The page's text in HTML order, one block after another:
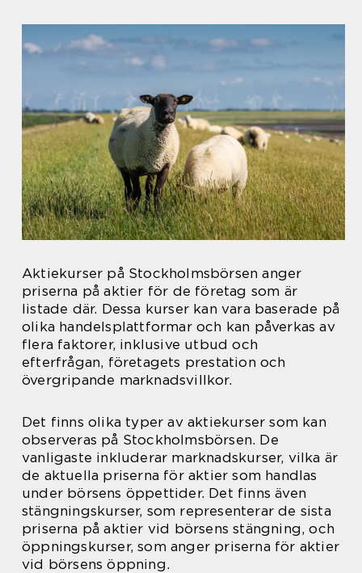
Aktiekurser på Stockholmsbörsen anger
priserna på aktier för de företag som är
listade där. Dessa kurser kan vara baserade på
olika handelsplattformar och kan påverkas av
flera faktorer, inklusive utbud och
efterfrågan, företagets prestation och
övergripande marknadsvillkor.
Det finns olika typer av aktiekurser som kan
observeras på Stockholmsbörsen. De
vanligaste inkluderar marknadskurser, vilka är
de aktuella priserna för aktier som handlas
under börsens öppettider. Det finns även
stängningskurser, som representerar de sista
priserna på aktier vid börsens stängning, och
öppningskurser, som anger priserna för aktier
vid börsens öppning.